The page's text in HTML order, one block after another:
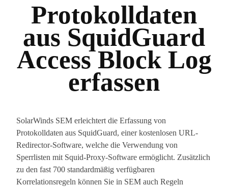
Protokolldaten
aus SquidGuard
Access Block Log
erfassen
SolarWinds SEM erleichtert die Erfassung von
Protokolldaten aus SquidGuard, einer kostenlosen URL-
Redirector-Software, welche die Verwendung von
Sperrlisten mit Squid-Proxy-Software ermöglicht. Zusätzlich
zu den fast 700 standardmäßig verfügbaren
Korrelationsregeln können Sie in SEM auch Regeln